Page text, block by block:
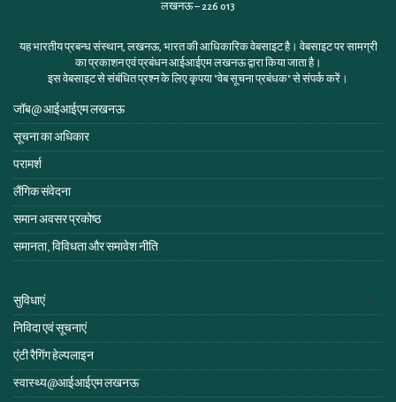
लखनऊ – 226 013
यह भारतीय प्रबन्ध संस्थान, लखनऊ, भारत की आधिकारिक वेबसाइट है। वेबसाइट पर सामग्री
का प्रकाशन एवं प्रबंधन आईआईएम लखनऊ द्वारा किया जाता है।
इस वेबसाइट से संबंधित प्रश्न के लिए कृपया "वेब सूचना प्रबंधक"से संपर्क करें।
जॉब@ आईआईएम लखनऊ
सूचना का अधिकार
परामर्श
लैंगिक संवेदना
समान अवसर प्रकोष्ठ
समानता, विविधता और समावेश नीति
सुविधाएं
निविदा एवं सूचनाएं
एंटी रैगिंग हेल्पलाइन
स्वास्थ्य@आईआईएम लखनऊ